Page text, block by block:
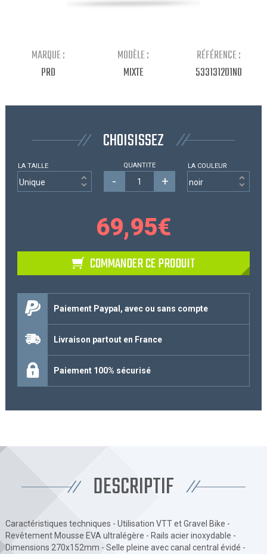
MARQUE :
PRO
MODÈLE :
MIXTE
RÉFÉRENCE :
533131201NO
CHOISISSEZ
LA TAILLE QUANTITE
- +
LA COULEUR
69,95€
COMMANDER CE PRODUIT
Paiement Paypal, avec ou sans compte
Livraison partout en France
Paiement 100% sécurisé
DESCRIPTIF
Caractéristiques techniques - Utilisation VTT et Gravel Bike -
Revêtement Mousse EVA ultralégère - Rails acier inoxydable -
Dimensions 270x152mm - Selle pleine avec canal central évidé -